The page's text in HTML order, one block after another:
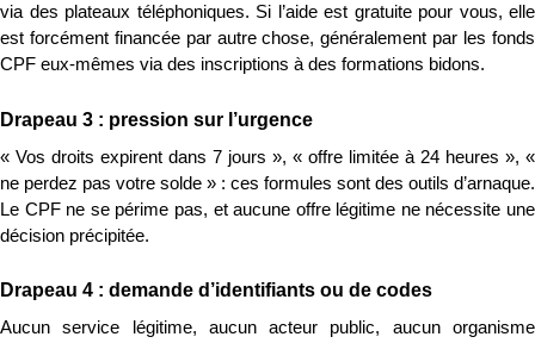
via des plateaux téléphoniques. Si l’aide est gratuite pour vous, elle
est forcément financée par autre chose, généralement par les fonds
CPF eux-mêmes via des inscriptions à des formations bidons.
Drapeau 3 : pression sur l’urgence
« Vos droits expirent dans 7 jours », « offre limitée à 24 heures », «
ne perdez pas votre solde » : ces formules sont des outils d’arnaque.
Le CPF ne se périme pas, et aucune offre légitime ne nécessite une
décision précipitée.
Drapeau 4 : demande d’identifiants ou de codes
Aucun service légitime, aucun acteur public, aucun organisme